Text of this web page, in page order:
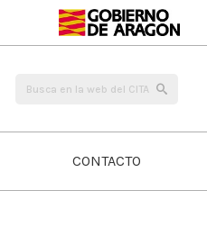
CONTACTO